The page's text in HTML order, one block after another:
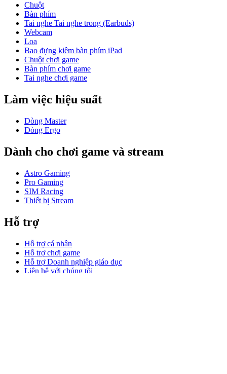
Chuột
Bàn phím
Tai nghe Tai nghe trong (Earbuds)
Webcam
Loa
Bao đựng kiêm bàn phím iPad
Chuột chơi game
Bàn phím chơi game
Tai nghe chơi game
Làm việc hiệu suất
Dòng Master
Dòng Ergo
Dành cho chơi game và stream
Astro Gaming
Pro Gaming
SIM Racing
Thiết bị Stream
Hỗ trợ
Hỗ trợ cá nhân
Hỗ trợ chơi game
Hỗ trợ Doanh nghiệp giáo dục
Liên hệ với chúng tôi